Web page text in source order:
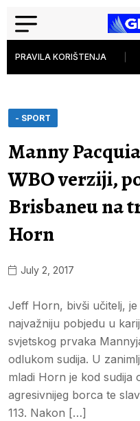
PRAVILA KORIŠTENJA
- SPORT
Manny
WBO verziji,
Brisbaneu na
Horn
July 2, 2017
Jeff Horn, bivši učitelj,
najvažniju pobjedu u
svjetskog prvaka
odlukom sudija. U
mladi Horn je kod sudija
agresivnijeg borca te
113. Nakon […]